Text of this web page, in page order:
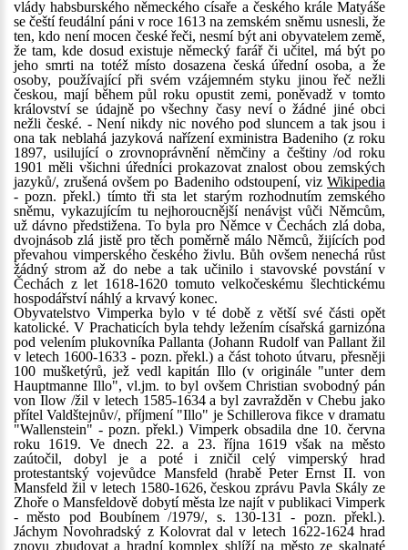
vlády habsburského německého císaře a českého krále Matyáše
se čeští feudální páni v roce 1613 na zemském sněmu usnesli, že
ten, kdo není mocen české řeči, nesmí být ani obyvatelem země,
že tam, kde dosud existuje německý farář či učitel, má být po
jeho smrti na totéž místo dosazena česká úřední osoba, a že
osoby, používající při svém vzájemném styku jinou řeč nežli
českou, mají během půl roku opustit zemi, poněvadž v tomto
království se údajně po všechny časy neví o žádné jiné obci
nežli české. - Není nikdy nic nového pod sluncem a tak jsou i
ona tak neblahá jazyková nařízení exministra Badeniho (z roku
1897, usilující o zrovnoprávnění němčiny a češtiny /od roku
1901 měli všichni úředníci prokazovat znalost obou zemských
jazyků/, zrušená ovšem po Badeniho odstoupení, viz Wikipedia
- pozn. překl.) tímto tři sta let starým rozhodnutím zemského
sněmu, vykazujícím tu nejhoroucnější nenávist vůči Němcům,
už dávno předstižena. To byla pro Němce v Čechách zlá doba,
dvojnásob zlá jistě pro těch poměrně málo Němců, žijících pod
převahou vimperského českého živlu. Bůh ovšem nenechá růst
žádný strom až do nebe a tak učinilo i stavovské povstání v
Čechách z let 1618-1620 tomuto velkočeskému šlechtickému
hospodářství náhlý a krvavý konec.
Obyvatelstvo Vimperka bylo v té době z větší své části opět
katolické. V Prachaticích byla tehdy ležením císařská garnizóna
pod velením plukovníka Pallanta (Johann Rudolf van Pallant žil
v letech 1600-1633 - pozn. překl.) a část tohoto útvaru, přesněji
100 mušketýrů, jež vedl kapitán Illo (v originále "unter dem
Hauptmanne Illo", vl.jm. to byl ovšem Christian svobodný pán
von Ilow /žil v letech 1585-1634 a byl zavražděn v Chebu jako
přítel Valdštejnův/, příjmení "Illo" je Schillerova fikce v dramatu
"Wallenstein" - pozn. překl.) Vimperk obsadila dne 10. června
roku 1619. Ve dnech 22. a 23. října 1619 však na město
zaútočil, dobyl je a poté i zničil celý vimperský hrad
protestantský vojevůdce Mansfeld (hrabě Peter Ernst II. von
Mansfeld žil v letech 1580-1626, českou zprávu Pavla Skály ze
Zhoře o Mansfeldově dobytí města lze najít v publikaci Vimperk
- město pod Boubínem /1979/, s. 130-131 - pozn. překl.).
Jáchym Novohradský z Kolovrat dal v letech 1622-1624 hrad
znovu zbudovat a hradní komplex shlíží na město ze skalnaté